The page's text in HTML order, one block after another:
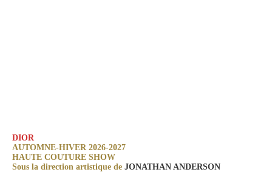
DIOR
AUTOMNE-HIVER 2026-2027
HAUTE COUTURE SHOW
Sous la direction artistique de JONATHAN ANDERSON